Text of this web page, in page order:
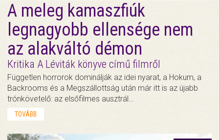
A meleg kamaszfiúk
legnagyobb ellensége nem
az alakváltó démon
Kritika A Léviták könyve című filmről
Független horrorok dominálják az idei nyarat, a Hokum, a
Backrooms és a Megszállottság után már itt is az újabb
trónkövetelő: az elsőfilmes ausztrál…
TOVÁBB